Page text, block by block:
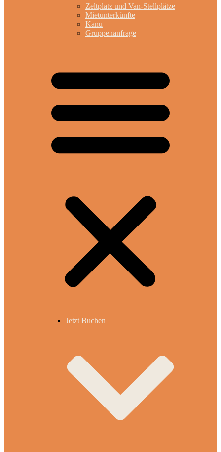
Zeltplatz und Van-Stellplätze
Mietunterkünfte
Kanu
Gruppenanfrage
Jetzt Buchen